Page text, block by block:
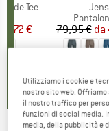
Ride Tee
ridotto
€
Jens
Gruppo
79,95 € da
Utilizziamo i cookie e
nostro sito web.
il nostro traffico per
funzioni di social media.
media, della pubblicità e